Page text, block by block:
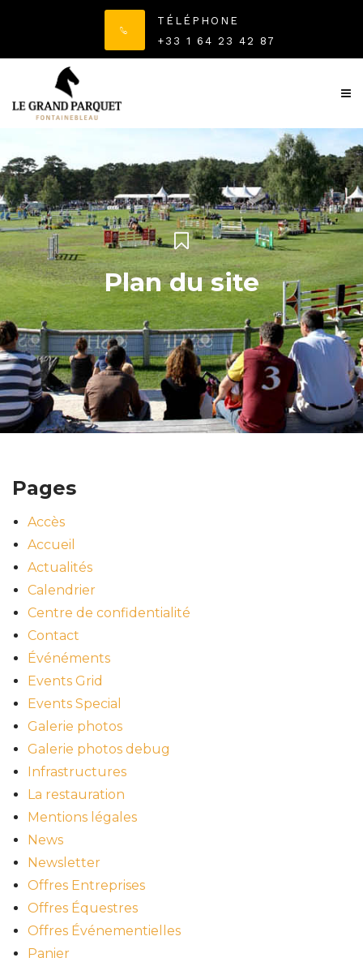
TÉLÉPHONE
+33 1 64 23 42 87
Plan du site
Pages
Accès
Accueil
Actualités
Calendrier
Centre de confidentialité
Contact
Événéments
Events Grid
Events Special
Galerie photos
Galerie photos debug
Infrastructures
La restauration
Mentions légales
News
Newsletter
Offres Entreprises
Offres Équestres
Offres Événementielles
Panier